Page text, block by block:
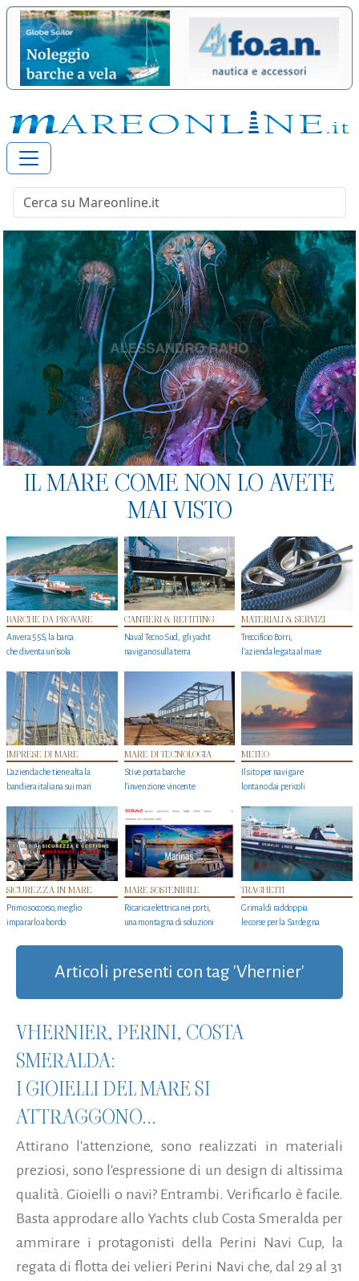
IL MARE COME NON LO AVETE
MAI VISTO
BARCHE DA PROVARE
Anvera 55S, la barca
che diventa un'isola
CANTIERI & REFITTING
Naval Tecno Sud, gli yacht
navigano sulla terra
MATERIALI & SERVIZI
Treccificio Borri,
l'azienda legata al mare
IMPRESE DI MARE
L'azienda che tiene alta la
bandiera italiana sui mari
MARE DI TECNOLOGIA
Stive porta barche
l'invenzione vincente
METEO
Il sito per navigare
lontano dai pericoli
SICUREZZA IN MARE
Primo soccorso, meglio
impararlo a bordo
MARE SOSTENIBILE
Ricarica elettrica nei porti,
una montagna di soluzioni
TRAGHETTI
Grimaldi raddoppia
le corse per la Sardegna
Articoli presenti con tag 'Vhernier'
VHERNIER, PERINI, COSTA
SMERALDA:
I GIOIELLI DEL MARE SI
ATTRAGGONO...
Attirano l'attenzione, sono realizzati in materiali
preziosi, sono l'espressione di un design di altissima
qualità. Gioielli o navi? Entrambi. Verificarlo è facile.
Basta approdare allo Yachts club Costa Smeralda per
ammirare i protagonisti della Perini Navi Cup, la
regata di flotta dei velieri Perini Navi che, dal 29 al 31